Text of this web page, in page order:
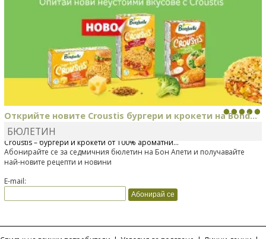
Открийте новите Croustis бургери и крокети на Bond...
Bonduelle току-що представи нова вълнуваща продуктова линия
Croustis – бургери и крокети от 100% ароматни...
БЮЛЕТИН
Абонирайте се за седмичния бюлетин на Бон Апети и получавайте
най-новите рецепти и новини
E-mail: